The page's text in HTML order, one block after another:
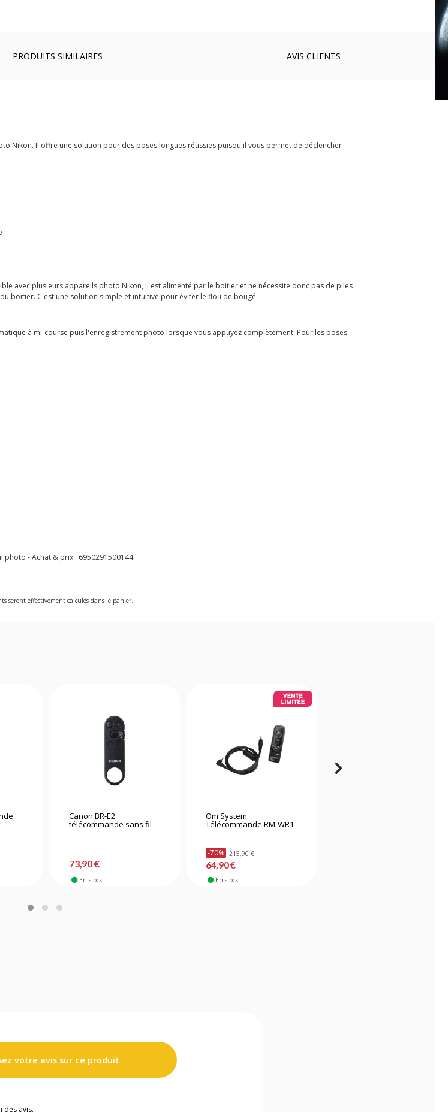
PRODUITS SIMILAIRES AVIS CLIENTS
Nikon. Il offre une solution pour des poses longues réussies puisqu'il vous permet de déclencher
avec plusieurs appareils photo Nikon, il est alimenté par le boitier et ne nécessite donc pas de piles
boitier. C'est une solution simple et intuitive pour éviter le flou de bougé.
à mi-course puis l'enregistrement photo lorsque vous appuyez complètement. Pour les poses
photo - Achat & prix : 6950291500144
seront effectivement calculés dans le panier.
Canon BR-E2
télécommande sans fil
73,90 €
En stock
Om System
Télécommande RM-WR1
-70% 215,90 €
64,90 €
En stock
votre avis sur ce produit
des avis.